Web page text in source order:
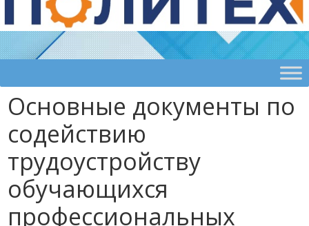
Основные документы по
содействию
трудоустройству
обучающихся
профессиональных